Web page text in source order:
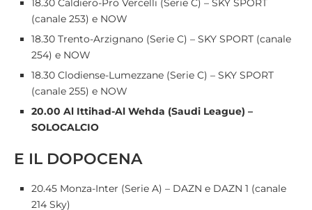
18.30 Caldiero-Pro Vercelli (Serie C) – SKY SPORT
(canale 253) e NOW
18.30 Trento-Arzignano (Serie C) – SKY SPORT (canale
254) e NOW
18.30 Clodiense-Lumezzane (Serie C) – SKY SPORT
(canale 255) e NOW
20.00 Al Ittihad-Al Wehda (Saudi League) –
SOLOCALCIO
E IL DOPOCENA
20.45 Monza-Inter (Serie A) – DAZN e DAZN 1 (canale
214 Sky)